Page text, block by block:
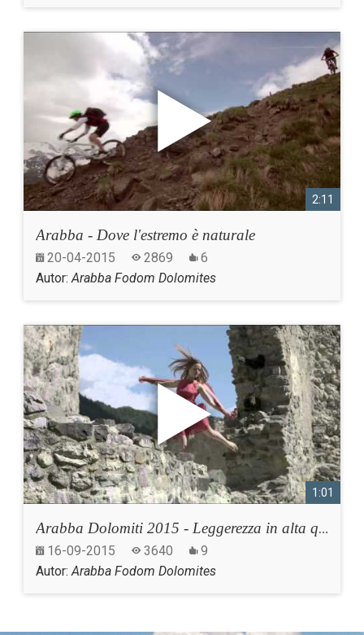
2:11
Arabba - Dove l'estremo è naturale
20-04-2015 2869
6
Autor:Arabba Fodom Dolomites
1:01
Arabba Dolomiti 2015 - Leggerezza in alta quota
16-09-2015 3640
9
Autor:Arabba Fodom Dolomites